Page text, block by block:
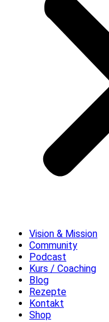
Vision & Mission
Community
Podcast
Kurs / Coaching
Blog
Rezepte
Kontakt
Shop